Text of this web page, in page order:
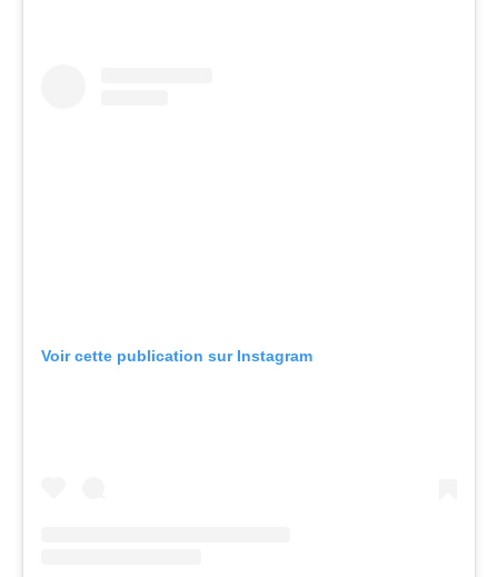
Voir cette publication sur Instagram